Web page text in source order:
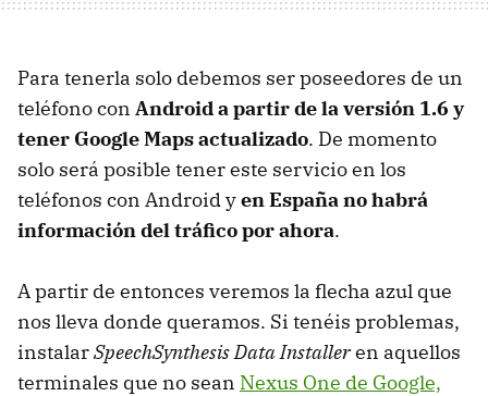
Para tenerla solo debemos ser poseedores de un
teléfono con Android a partir de la versión 1.6 y
tener Google Maps actualizado. De momento
solo será posible tener este servicio en los
teléfonos con Android yen España no habrá
información del tráfico por ahora.
A partir de entonces veremos la flecha azul que
nos lleva donde queramos. Si tenéis problemas,
instalarSpeechSynthesis Data Installeren aquellos
terminales que no sean Nexus One de Google,